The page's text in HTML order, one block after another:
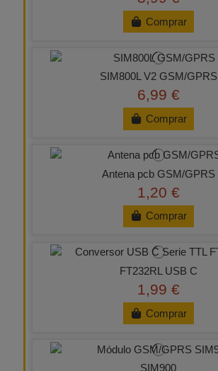
Comprar
SIM800L V2 GSM/GPRS
6,99 €
Comprar
Antena pcb GSM/GPRS
1,20 €
Comprar
FT232RL USB C
1,99 €
Comprar
SIM900